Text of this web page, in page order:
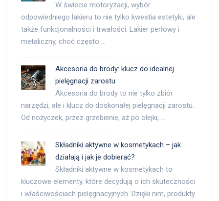
W świecie motoryzacji, wybór
odpowiedniego lakieru to nie tylko kwestia estetyki, ale
także funkcjonalności i trwałości. Lakier perłowy i
metaliczny, choć często …
Akcesoria do brody: klucz do idealnej
pielęgnacji zarostu
Akcesoria do brody to nie tylko zbiór
narzędzi, ale i klucz do doskonałej pielęgnacji zarostu.
Od nożyczek, przez grzebienie, aż po olejki, …
Składniki aktywne w kosmetykach – jak
działają i jak je dobierać?
Składniki aktywne w kosmetykach to
kluczowe elementy, które decydują o ich skuteczności
i właściwościach pielęgnacyjnych. Dzięki nim, produkty